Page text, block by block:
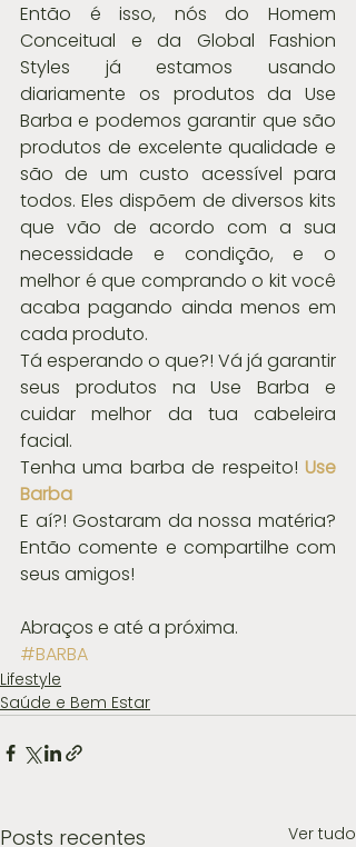
Então é isso, nós do Homem
Conceitual e da Global Fashion
Styles já estamos usando
diariamente os produtos da Use
Barba e podemos garantir que são
produtos de excelente qualidade e
são de um custo acessível para
todos. Eles dispõem de diversos kits
que vão de acordo com a sua
necessidade e condição, e o
melhor é que comprando o kit você
acaba pagando ainda menos em
cada produto.
Tá esperando o que?! Vá já garantir
seus produtos na Use Barba e
cuidar melhor da tua cabeleira
facial.
Tenha uma barba de respeito! Use
Barba
E aí?! Gostaram da nossa matéria?
Então comente e compartilhe com
seus amigos!
Abraços e até a próxima.
#BARBA
Lifestyle
Saúde e Bem Estar
Posts recentes Ver tudo